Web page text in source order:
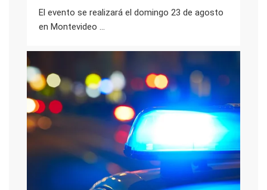
El evento se realizará el domingo 23 de agosto
en Montevideo ...